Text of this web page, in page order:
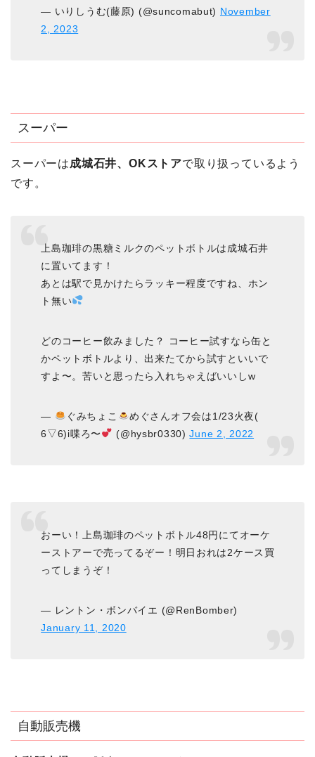
— いりしうむ(藤原) (@suncomabut) November
2, 2023
スーパー
スーパーは成城石井、OKストアで取り扱っているよう
です。
上島珈琲の黒糖ミルクのペットボトルは成城石井
に置いてます！
あとは駅で見かけたらラッキー程度ですね、ホン
ト無い
どのコーヒー飲みました？ コーヒー試すなら缶と
かペットボトルより、出来たてから試すといいで
すよ〜。苦いと思ったら入れちゃえばいいしw
— ぐみちょこ
めぐさんオフ会は1/23火夜(
6▽6)i喋ろ〜
(@hysbr0330)June 2, 2022
おーい！上島珈琲のペットボトル48円にてオーケ
ーストアーで売ってるぞー！明日おれは2ケース買
ってしまうぞ！
— レントン・ボンバイエ (@RenBomber)
January 11, 2020
自動販売機